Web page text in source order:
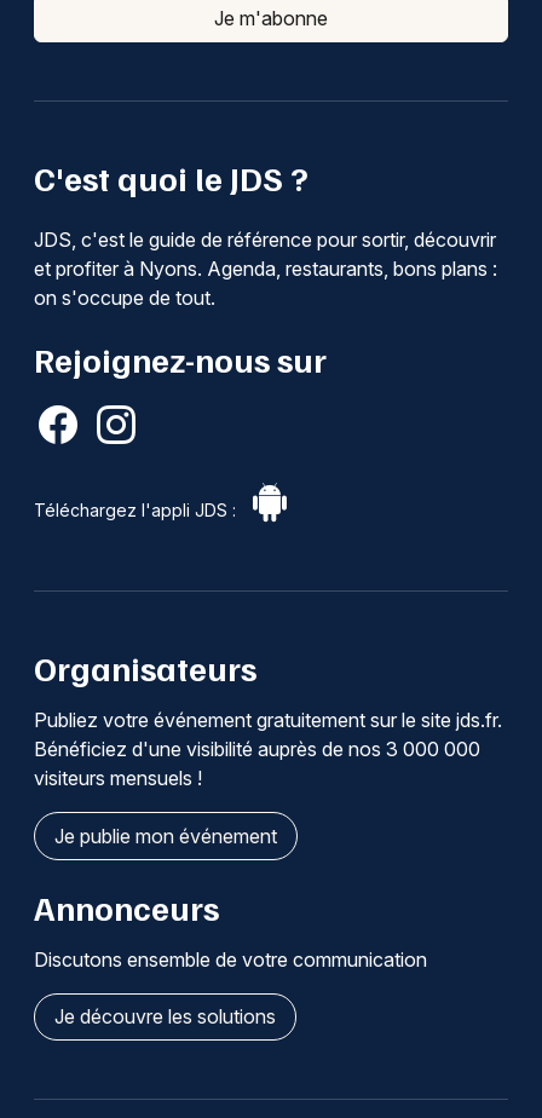
C'est quoi le JDS ?
JDS, c'est le guide de référence pour sortir, découvrir
et profiter à Nyons. Agenda, restaurants, bons plans :
on s'occupe de tout.
Rejoignez-nous sur
Téléchargez l'appli JDS :
Je m'abonne
Organisateurs
Publiez votre événement gratuitement sur le site jds.fr.
Bénéficiez d'une visibilité auprès de nos 3 000 000
visiteurs mensuels !
Je publie mon événement
Annonceurs
Discutons ensemble de votre communication
Je découvre les solutions